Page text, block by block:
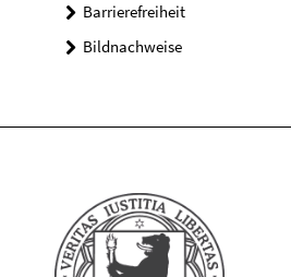
Barrierefreiheit
Bildnachweise